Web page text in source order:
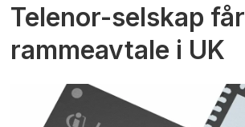
Telenor-selskap får
rammeavtale i UK